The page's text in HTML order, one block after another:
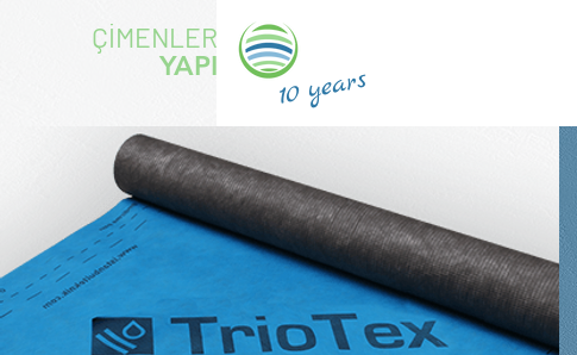
ÇİMENLER
YAPI
10 years